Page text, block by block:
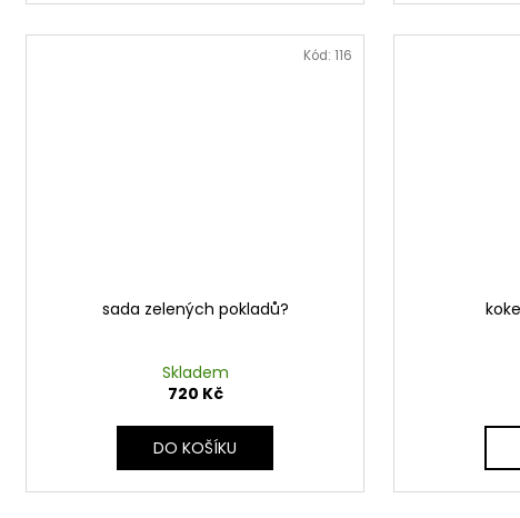
sada zelených pokladů?
Skladem
720 Kč
DO KOŠÍKU
Kód: 116